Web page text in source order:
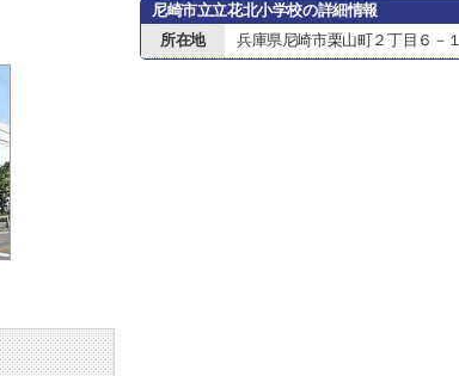
尼崎市立立花北小学校の詳細情報
所在地
兵庫県尼崎市栗山町２丁目６－１